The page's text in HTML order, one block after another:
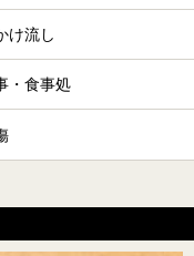
け流し
・食事処